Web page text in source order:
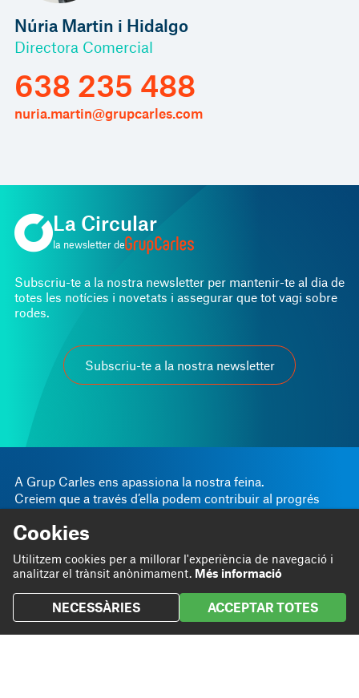
Núria Martin i Hidalgo
Directora Comercial
638 235 488
nuria.martin@grupcarles.com
A Grup Carles ens apassiona la nostra feina.
Creiem que a través d’ella podem contribuir al progrés
Som
Fem
Contribuïm
Projectes
Contacte
Twitter
La Circular
la newsletter de
Subscriu-te a la nostra newsletter per mantenir-te al dia de
totes les notícies i novetats i assegurar que tot vagi sobre
rodes.
Subscriu-te a la nostra newsletter
Cookies
Utilitzem cookies per a millorar l'experiència de navegació i
analitzar el trànsit anònimament. Més informació
NECESSÀRIES ACCEPTAR TOTES